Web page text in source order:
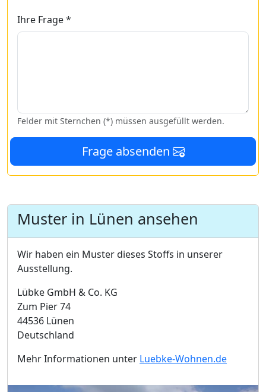
Ihre Frage *
Felder mit Sternchen (*) müssen ausgefüllt werden.
Frage absenden
Muster in Lünen ansehen
Wir haben ein Muster dieses Stoffs in unserer
Ausstellung.
Lübke GmbH & Co. KG
Zum Pier 74
44536 Lünen
Deutschland
Mehr Informationen unter Luebke-Wohnen.de